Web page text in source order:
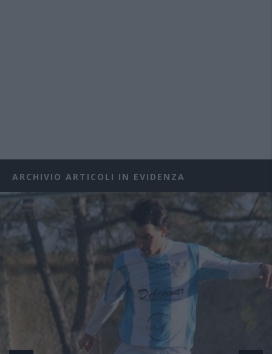
ARCHIVIO ARTICOLI IN EVIDENZA